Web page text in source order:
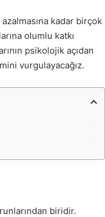
kadar birçok
olumlu katkı
psikolojik açıdan
vurgulayacağız.
biridir.